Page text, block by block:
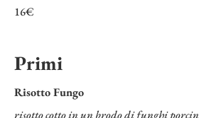
16€
Primi
Risotto Fungo